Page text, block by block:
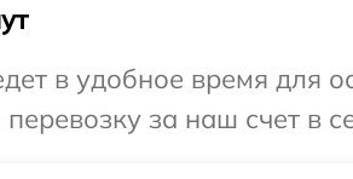
в удобное время для
за наш счет в